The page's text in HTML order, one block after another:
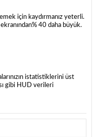
için kaydırmanız yeterli.
40 daha büyük.
istatistiklerini üst
gibi HUD verileri